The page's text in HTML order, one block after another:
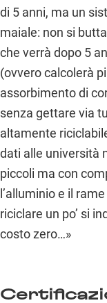
di 5 anni, ma un
maiale: non si
che verrà dopo 5
(ovvero calcolerà
assorbimento di
senza gettare via
altamente
dati alle università
piccoli ma con
l’alluminio e il
riciclare un po’ si
costo zero…»